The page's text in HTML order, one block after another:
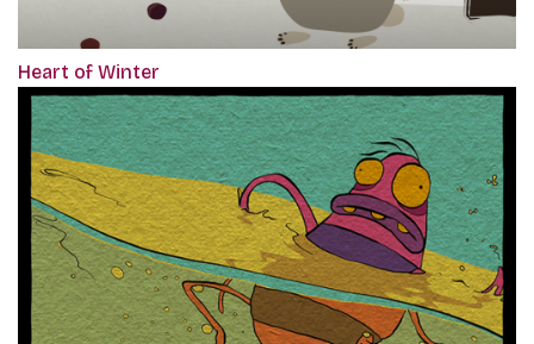
Heart of Winter